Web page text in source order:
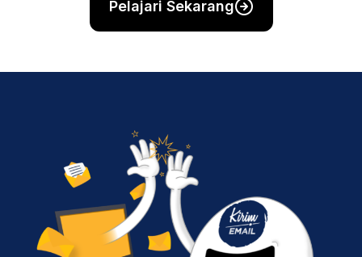
Pelajari Sekarang